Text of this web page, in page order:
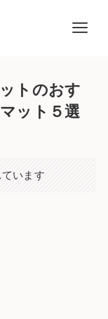
トのおす
ット５選
います